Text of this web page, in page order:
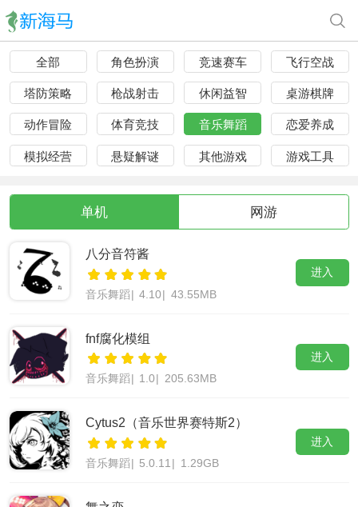
全部 角色扮演 竞速赛车 飞行空战
塔防策略 枪战射击 休闲益智 桌游棋牌
动作冒险 体育竞技 音乐舞蹈 恋爱养成
模拟经营 悬疑解谜 其他游戏 游戏工具
单机 网游
八分音符酱
音乐舞蹈 | 4.10 | 43.55MB
进入
fnf腐化模组
音乐舞蹈 1.0 205.63MB
进入
Cytus2（音乐世界赛特斯2）
音乐舞蹈 5.0.11 1.29GB
进入